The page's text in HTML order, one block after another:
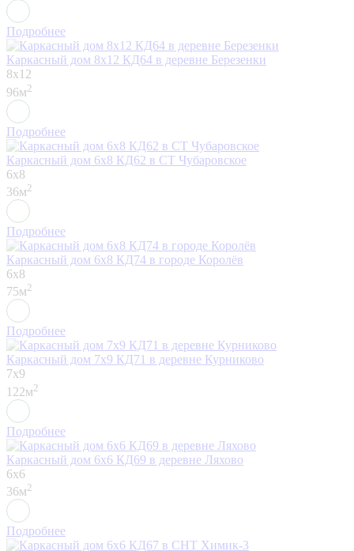
Подробнее
Каркасный дом 8х12 КД64 в деревне Березенки
8x12
96м2
Подробнее
Каркасный дом 6х8 КД62 в СТ Чубаровское
6x8
36м2
Подробнее
Каркасный дом 6х8 КД74 в городе Королёв
6x8
75м2
Подробнее
Каркасный дом 7х9 КД71 в деревне Курниково
7x9
122м2
Подробнее
Каркасный дом 6х6 КД69 в деревне Ляхово
6x6
36м2
Подробнее